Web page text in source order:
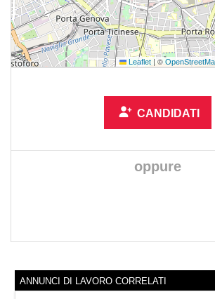
Leaflet | ©
CANDIDATI
oppure
ANNUNCI DI LAVORO CORRELATI